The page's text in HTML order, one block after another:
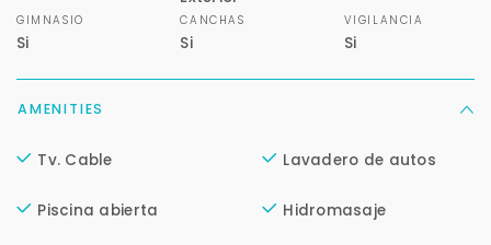
GIMNASIO
Si
CANCHAS
Si
VIGILANCIA
Si
AMENITIES
Tv. Cable Lavadero de autos
Piscina abierta Hidromasaje
Para responderte
mejor y más rápido